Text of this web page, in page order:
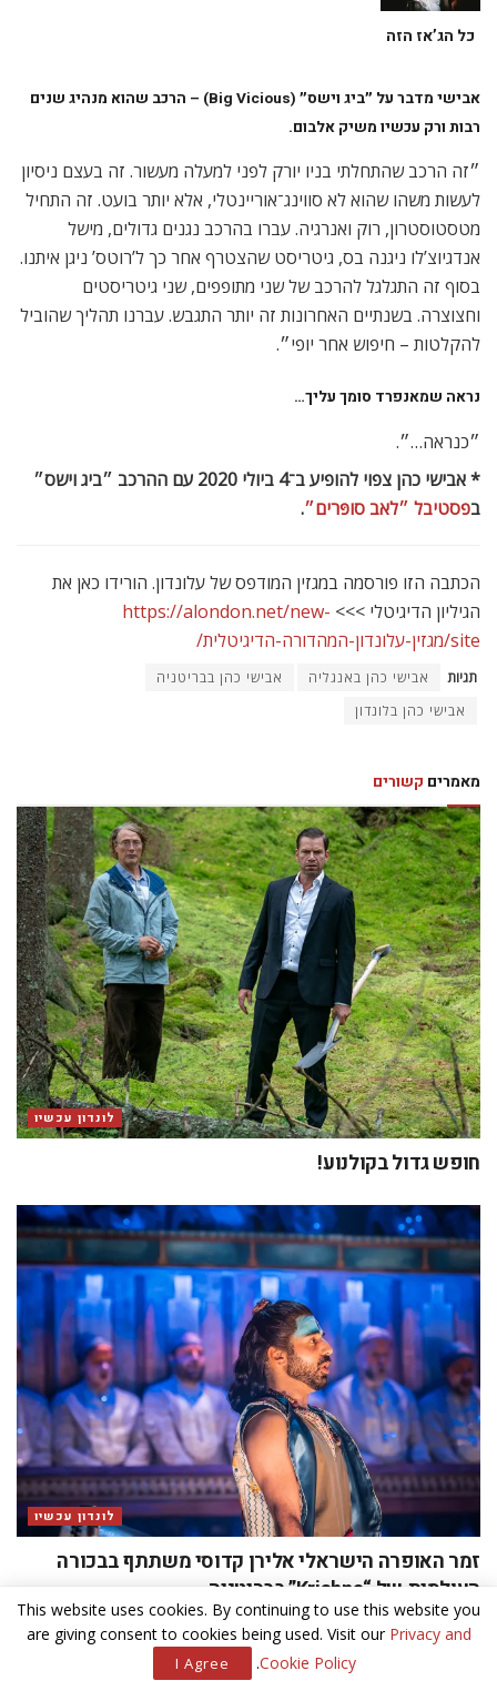
כל הג’אז הזה
אבישי מדבר על ״ביג וישס״ (Big Vicious) – הרכב שהוא מנהיג שנים
רבות ורק עכשיו משיק אלבום.
״זה הרכב שהתחלתי בניו יורק לפני למעלה מעשור. זה בעצם ניסיון
לעשות משהו שהוא לא סווינג־אוריינטלי, אלא יותר בועט. זה התחיל
מטסטוסטרון, רוק ואנרגיה. עברו בהרכב נגנים גדולים, מישל
אנדגיוצ’לו ניגנה בס, גיטריסט שהצטרף אחר כך ל’רוטס’ ניגן איתנו.
בסוף זה התגלגל להרכב של שני מתופפים, שני גיטריסטים
וחצוצרה. בשנתיים האחרונות זה יותר התגבש. עברנו תהליך שהוביל
להקלטות – חיפוש אחר יופי״.
נראה שמאנפרד סומך עליך…
״כנראה…״.
* אבישי כהן צפוי להופיע ב־4 ביולי 2020 עם ההרכב ״ביג וישס״
בפסטיבל ״לאב סופּרים״.
הכתבה הזו פורסמה במגזין המודפס של עלונדון. הורידו כאן את
הגיליון הדיגיטלי >>> https://alondon.net/new-
site/מגזין-עלונדון-המהדורה-הדיגיטלית/
תגיות אבישי כהן באנגליה
אבישי כהן בבריטניה
אבישי כהן בלונדון
מאמרים קשורים
לונדון עכשיו
חופש גדול בקולנוע!
לונדון עכשיו
זמר האופרה הישראלי אלירן קדוסי משתתף בבכורה
העולמית של “Krishna” בבריטניה
This website uses cookies. By continuing to use this website you
are giving consent to cookies being used. Visit our Privacy and
Cookie Policy
.
I Agree